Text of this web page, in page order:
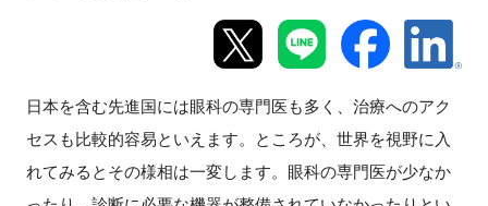
新規登録
日本を含む先進国には眼科の専門医も多く、治療へのアク
セスも比較的容易といえます。ところが、世界を視野に入
れてみるとその様相は一変します。眼科の専門医が少なか